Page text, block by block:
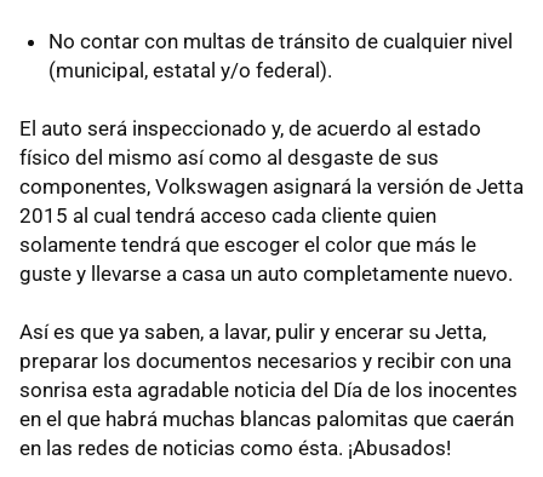
No contar con multas de tránsito de cualquier nivel
(municipal, estatal y/o federal).
El auto será inspeccionado y, de acuerdo al estado
físico del mismo así como al desgaste de sus
componentes, Volkswagen asignará la versión de Jetta
2015 al cual tendrá acceso cada cliente quien
solamente tendrá que escoger el color que más le
guste y llevarse a casa un auto completamente nuevo.
Así es que ya saben, a lavar, pulir y encerar su Jetta,
preparar los documentos necesarios y recibir con una
sonrisa esta agradable noticia del Día de los inocentes
en el que habrá muchas blancas palomitas que caerán
en las redes de noticias como ésta. ¡Abusados!